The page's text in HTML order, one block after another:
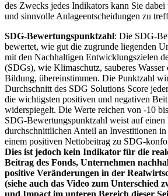
des Zwecks jedes Indikators kann Sie
und sinnvolle Anlageentscheidungen zu
SDG-Bewertungspunktzahl: Die SDG-
bewertet, wie gut die zugrunde liegenden
mit den Nachhaltigen Entwicklungszielen
(SDGs), wie Klimaschutz, sauberes
Bildung, übereinstimmen. Die Punktzahl
Durchschnitt des SDG Solutions Score
die wichtigsten positiven und negativen
widerspiegelt. Die Werte reichen von -10
SDG-Bewertungspunktzahl weist auf einen
durchschnittlichen Anteil an Investitionen
einem positiven Nettobeitrag zu SDG-
Dies ist jedoch kein Indikator für die
Beitrag des Fonds, Unternehmen
positive Veränderungen in der
(siehe auch das Video zum Unterschied